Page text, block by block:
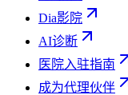
Dia影院
AI诊断
医院入驻指南
成为代理伙伴